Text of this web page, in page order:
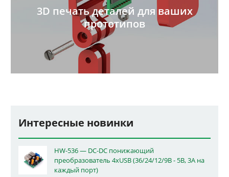
3D печать деталей для ваших
прототипов
Интересные новинки
HW-536 — DC-DC понижающий
преобразователь 4xUSB (36/24/12/9В - 5В, 3А на
каждый порт)